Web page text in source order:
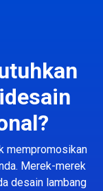
mempromosikan
Merek-merek
desain lambang